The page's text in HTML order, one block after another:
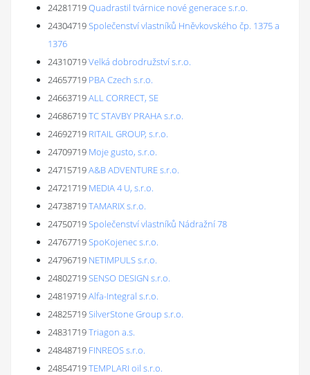
24281719Quadrastil tvárnice nové generace s.r.o.
24304719Společenství vlastníků Hněvkovského čp. 1375 a
1376
24310719Velká dobrodružství s.r.o.
24657719 PBA Czech s.r.o.
24663719ALL CORRECT, SE
24686719TC STAVBY PRAHA s.r.o.
24692719 RITAIL GROUP, s.r.o.
24709719 Moje gusto, s.r.o.
24715719A&B ADVENTURE s.r.o.
24721719 MEDIA 4 U, s.r.o.
24738719TAMARIX s.r.o.
24750719Společenství vlastníků Nádražní 78
24767719SpoKojenec s.r.o.
24796719 NETIMPULS s.r.o.
24802719SENSO DESIGN s.r.o.
24819719Alfa-Integral s.r.o.
24825719SilverStone Group s.r.o.
24831719Triagon a.s.
24848719 FINREOS s.r.o.
24854719TEMPLARI oil s.r.o.